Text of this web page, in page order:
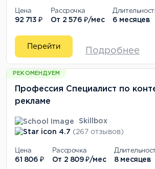
Цена
92 713 ₽
Рассрочка
От 2 576 ₽/мес 6 месяцев
Перейти
Подробнее
РЕКОМЕНДУЕМ
Профессия Специалист по
рекламе
Skillbox
4.7 (267 отзывов)
Цена
61 806 ₽
Рассрочка
От 2 809 ₽/мес 8 месяцев